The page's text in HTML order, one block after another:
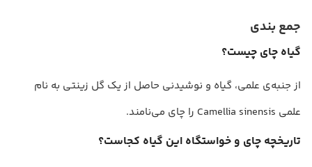
جمع بندی
گیاه چای چیست؟
از جنبه‌ی علمی، گیاه و نوشیدنی حاصل از یک گل زینتی به نام
علمی Camellia sinensis را چای می‌نامند.
تاریخچه چای و خواستگاه این گیاه کجاست؟